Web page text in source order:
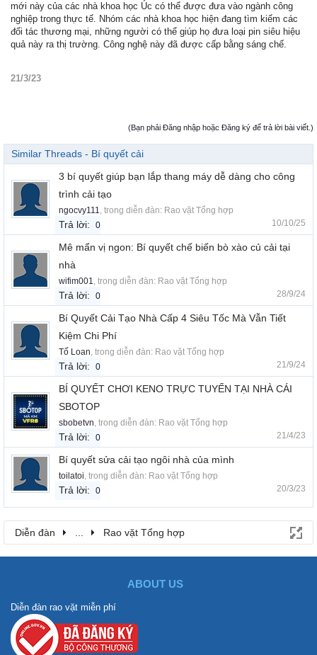
mới này của các nhà khoa học Úc có thể được đưa vào ngành công
nghiệp trong thực tế. Nhóm các nhà khoa học hiện đang tìm kiếm các
đối tác thương mại, những người có thể giúp họ đưa loại pin siêu hiệu
quả này ra thị trường. Công nghệ này đã được cấp bằng sáng chế.
21/3/23
(Bạn phải Đăng nhập hoặc Đăng ký để trả lời bài viết.)
Similar Threads - Bí quyết cải
3 bí quyết giúp bạn lắp thang máy dễ dàng cho công
trình cải tạo
ngocvy111, trong diễn đàn: Rao vặt Tổng hợp
Trả lời: 0 10/10/25
Mê mẩn vị ngon: Bí quyết chế biến bò xào củ cải tại
nhà
wifim001, trong diễn đàn: Rao vặt Tổng hợp
Trả lời: 0 28/9/24
Bí Quyết Cải Tạo Nhà Cấp 4 Siêu Tốc Mà Vẫn Tiết
Kiệm Chi Phí
Tố Loan, trong diễn đàn: Rao vặt Tổng hợp
Trả lời: 0 21/9/24
BÍ QUYẾT CHƠI KENO TRỰC TUYẾN TẠI NHÀ CÁI
SBOTOP
sbobetvn, trong diễn đàn: Rao vặt Tổng hợp
Trả lời: 0 21/4/23
Bí quyết sửa cải tạo ngôi nhà của mình
toilatoi, trong diễn đàn: Rao vặt Tổng hợp
Trả lời: 0 20/3/23
Diễn đàn ... Rao vặt Tổng hợp
ABOUT US
Diễn đàn rao vặt miễn phí